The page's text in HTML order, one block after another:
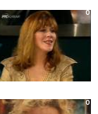
0
0